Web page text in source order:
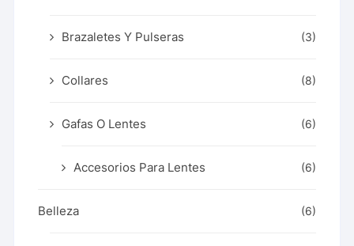
Brazaletes Y Pulseras (3)
Collares (8)
Gafas O Lentes (6)
Accesorios Para Lentes (6)
Belleza (6)